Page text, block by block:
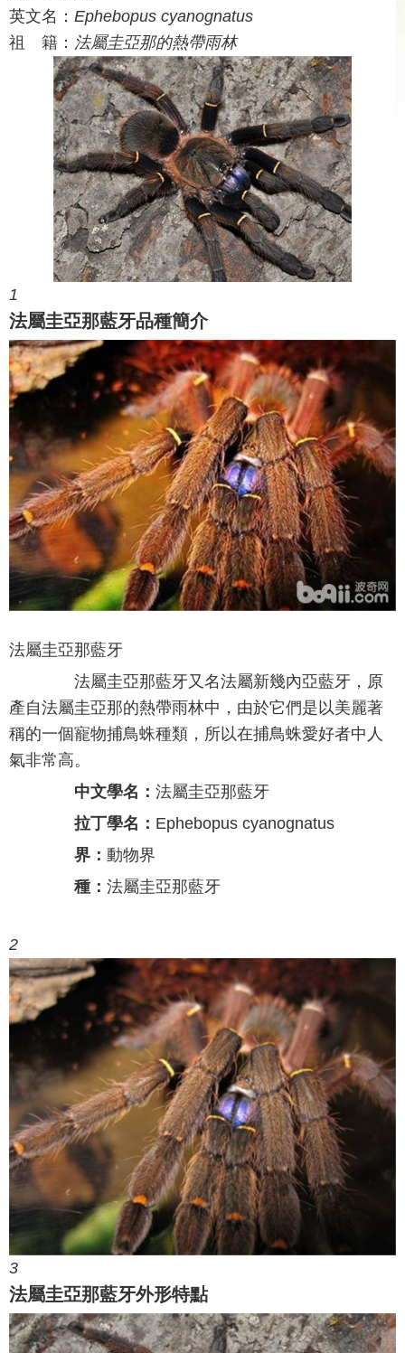
英文名： Ephebopus cyanognatus
祖 籍： 法屬圭亞那的熱帶雨林
1
法屬圭亞那藍牙品種簡介
法屬圭亞那藍牙
法屬圭亞那藍牙又名法屬新幾內亞藍牙，原
產自法屬圭亞那的熱帶雨林中，由於它們是以美麗著
稱的一個寵物捕鳥蛛種類，所以在捕鳥蛛愛好者中人
氣非常高。
中文學名： 法屬圭亞那藍牙
拉丁學名： Ephebopus cyanognatus
界： 動物界
種： 法屬圭亞那藍牙
2
3
法屬圭亞那藍牙外形特點